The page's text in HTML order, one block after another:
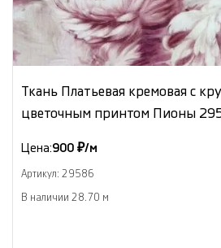
Ткань Платьевая кремовая с
цветочным принтом Пионы
Цена:900 ₽/м
Артикул: 29586
В наличии 28.70 м